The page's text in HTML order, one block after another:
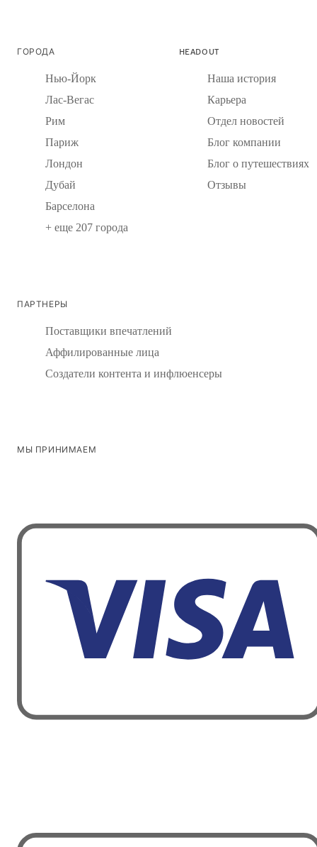
ГОРОДА
Нью-Йорк
Лас-Вегас
Рим
Париж
Лондон
Дубай
Барселона
+ еще 207 города
HEADOUT
Наша история
Карьера
Отдел новостей
Блог компании
Блог о путешествиях
Отзывы
ПАРТНЕРЫ
Поставщики впечатлений
Аффилированные лица
Создатели контента и инфлюенсеры
МЫ ПРИНИМАЕМ